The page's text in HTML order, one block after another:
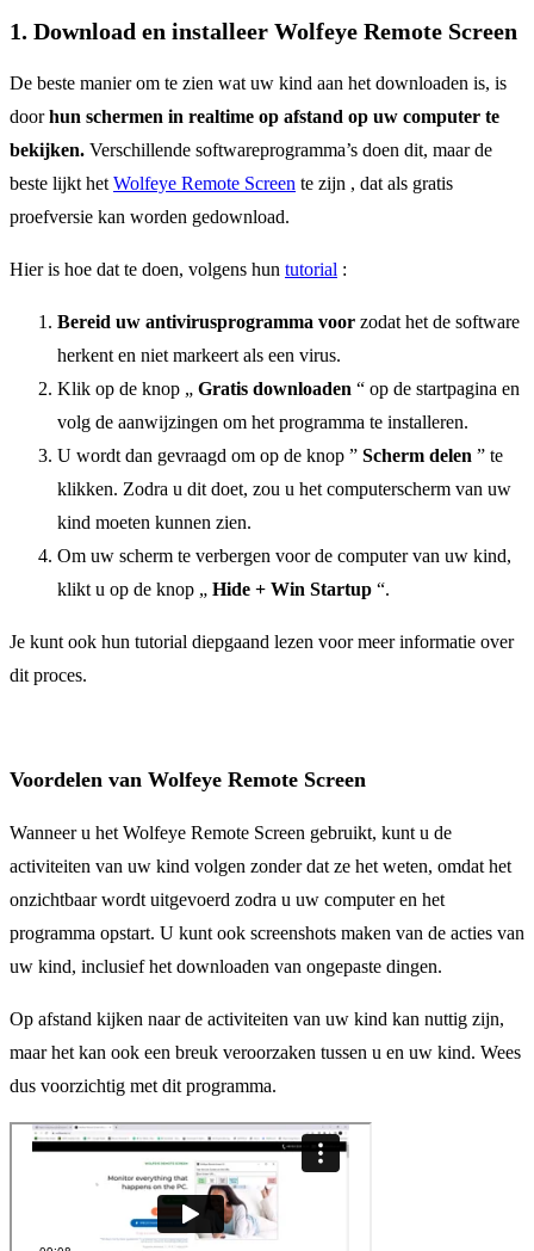
1. Download en installeer Wolfeye Remote Screen
De beste manier om te zien wat uw kind aan het downloaden is, is
doorhun schermen in realtime op afstand op uw computer te
bekijken. Verschillende softwareprogramma’s doen dit, maar de
beste lijkt het Wolfeye Remote Screen te zijn , dat als gratis
proefversie kan worden gedownload.
Hier is hoe dat te doen, volgens hun tutorial :
Bereid uw antivirusprogramma voor zodat het de software
herkent en niet markeert als een virus.
Klik op de knop „ Gratis downloaden “ op de startpagina en
volg de aanwijzingen om het programma te installeren.
U wordt dan gevraagd om op de knop ” Scherm delen ” te
klikken. Zodra u dit doet, zou u het computerscherm van uw
kind moeten kunnen zien.
Om uw scherm te verbergen voor de computer van uw kind,
klikt u op de knop „ Hide + Win Startup “.
Je kunt ook hun tutorial diepgaand lezen voor meer informatie over
dit proces.
Voordelen van Wolfeye Remote Screen
Wanneer u het Wolfeye Remote Screen gebruikt, kunt u de
activiteiten van uw kind volgen zonder dat ze het weten, omdat het
onzichtbaar wordt uitgevoerd zodra u uw computer en het
programma opstart. U kunt ook screenshots maken van de acties van
uw kind, inclusief het downloaden van ongepaste dingen.
Op afstand kijken naar de activiteiten van uw kind kan nuttig zijn,
maar het kan ook een breuk veroorzaken tussen u en uw kind. Wees
dus voorzichtig met dit programma.